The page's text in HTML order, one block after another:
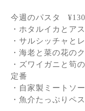
今週のパスタ
・ホタルイカとア
・サルシッチャと
・海老と菜の花の
・ズワイガニと筍
定番
・自家製ミートソ
・魚介たっぷりペ